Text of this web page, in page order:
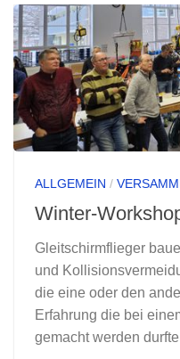
ALLGEMEIN /
Winter-
Gleitschirmflieger
und
die eine oder den
Erfahrung die bei
gemacht werden